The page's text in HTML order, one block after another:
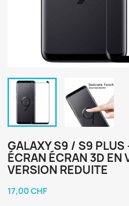
GALAXY S9 / S9 PLUS
ÉCRAN ÉCRAN 3D EN
VERSION REDUITE
17,00 CHF